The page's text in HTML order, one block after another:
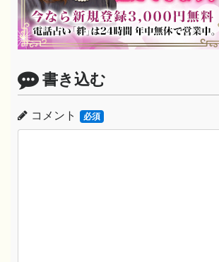
書き込む
コメント 必須